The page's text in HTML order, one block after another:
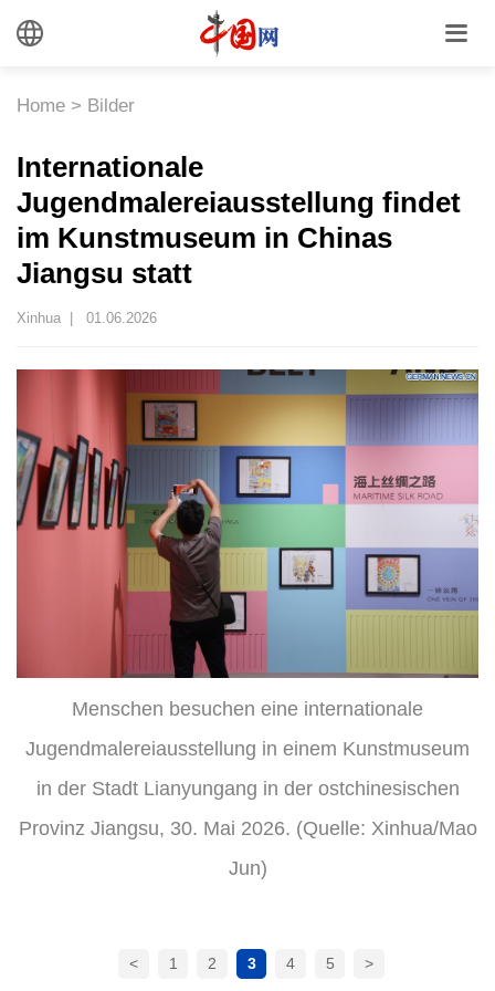
Home > Bilder
Internationale
Jugendmalereiausstellung findet
im Kunstmuseum in Chinas
Jiangsu statt
Xinhua | 01.06.2026
Menschen besuchen eine internationale
Jugendmalereiausstellung in einem Kunstmuseum
in der Stadt Lianyungang in der ostchinesischen
Provinz Jiangsu, 30. Mai 2026. (Quelle: Xinhua/Mao
Jun)
< 1 2 3 4 5 >